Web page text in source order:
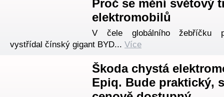
Proč se mění světový
elektromobilů
V čele globálního žebříčku
vystřídal čínský gigant BYD... Více
Škoda chystá
Epiq. Bude praktický,